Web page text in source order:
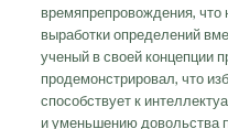
времяпрепровождения, что
выработки определений
ученый в своей концепции
продемонстрировал, что
способствует к
и уменьшению довольства